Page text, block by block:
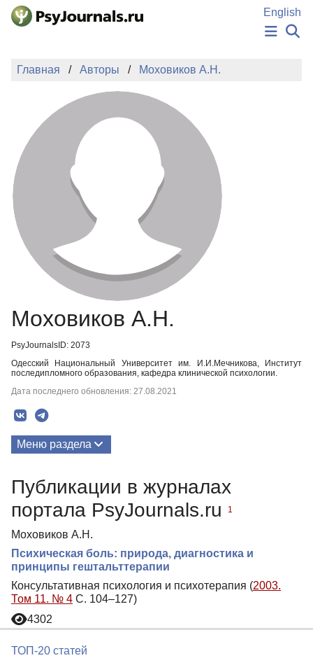
Перейти к основному содержанию
English
НОВОСТИ
АВТОРЫ
ПОДАТЬ РУКОПИСЬ
БАЗА ЗНАНИЙ
КЛЮЧЕВЫЕ СЛОВА
Регистрация
Главная Авторы Моховиков А.Н.
Моховиков А.Н.
PsyJournalsID: 2073
Одесский Национальный Университет им. И.И.Мечникова, Институт
последипломного образования, кафедра клинической психологии.
Дата последнего обновления: 27.08.2021
Меню раздела
Публикации в журналах
портала PsyJournals.ru
1
Моховиков А.Н.
Психическая боль: природа, диагностика и
принципы гештальттерапии
Консультативная психология и психотерапия (2003.
Том 11. № 4 С. 104–127)
4302
ТОП-20 статей